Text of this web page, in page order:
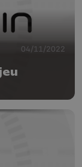
04/11/2022